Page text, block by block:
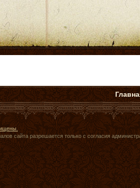
сайта разрешается только с согласия